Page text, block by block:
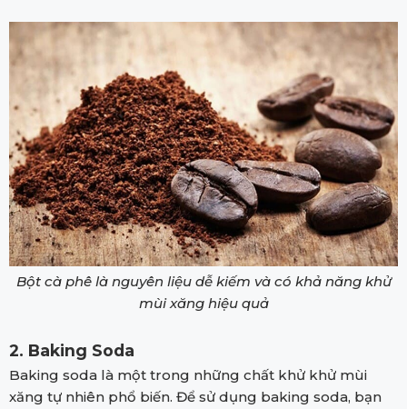
Bột cà phê là nguyên liệu dễ kiếm và có khả năng khử
mùi xăng hiệu quả
2. Baking Soda
Baking soda là một trong những chất khử khử mùi
xăng tự nhiên phổ biến. Để sử dụng baking soda, bạn